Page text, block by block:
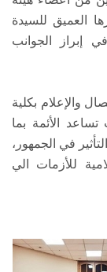
العميق للسيدة
إبراز الجوانب
والإعلام بكلية
الأئمة بما
في الجمهور،
للأزمات الي